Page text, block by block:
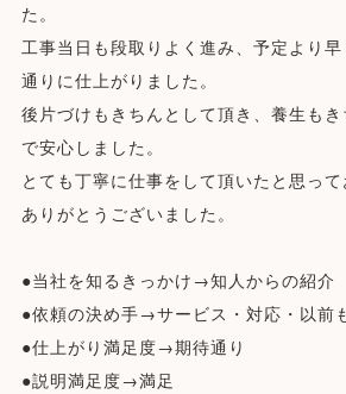
た。
工事当日も段取りよく進み、予定より
通りに仕上がりました。
後片づけもきちんとして頂き、養生も
で安心しました。
とても丁寧に仕事をして頂いたと思って
ありがとうございました。
●当社を知るきっかけ→知人からの紹介
●依頼の決め手→サービス・対応・以前
●仕上がり満足度→期待通り
●説明満足度→満足